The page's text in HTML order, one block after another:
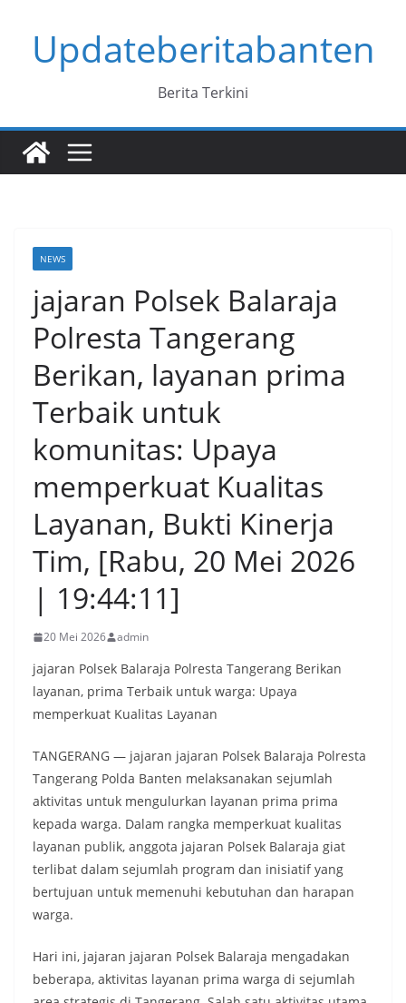
contentUpdateberitabanten
Berita Terkini
NEWS
jajaran Polsek Balaraja
Polresta Tangerang
Berikan, layanan prima
Terbaik untuk
komunitas: Upaya
memperkuat Kualitas
Layanan, Bukti Kinerja
Tim, [Rabu, 20 Mei 2026
| 19:44:11]
20 Mei 2026 admin
jajaran Polsek Balaraja Polresta Tangerang Berikan
layanan, prima Terbaik untuk warga: Upaya
memperkuat Kualitas Layanan
TANGERANG — jajaran jajaran Polsek Balaraja Polresta
Tangerang Polda Banten melaksanakan sejumlah
aktivitas untuk mengulurkan layanan prima prima
kepada warga. Dalam rangka memperkuat kualitas
layanan publik, anggota jajaran Polsek Balaraja giat
terlibat dalam sejumlah program dan inisiatif yang
bertujuan untuk memenuhi kebutuhan dan harapan
warga.
Hari ini, jajaran jajaran Polsek Balaraja mengadakan
beberapa, aktivitas layanan prima warga di sejumlah